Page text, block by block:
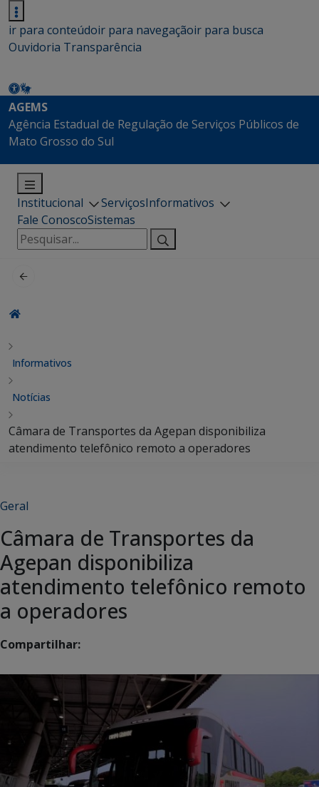
ir para conteúdoir para navegaçãoir para busca
Ouvidoria Transparência
AGEMS
Agência Estadual de Regulação de Serviços Públicos de
Mato Grosso do Sul
Institucional ServiçosInformativos
Fale ConoscoSistemas
Pesquisar
por:
Informativos
Notícias
Câmara de Transportes da Agepan disponibiliza
atendimento telefônico remoto a operadores
Geral
Câmara de Transportes da
Agepan disponibiliza
atendimento telefônico remoto
a operadores
Compartilhar: